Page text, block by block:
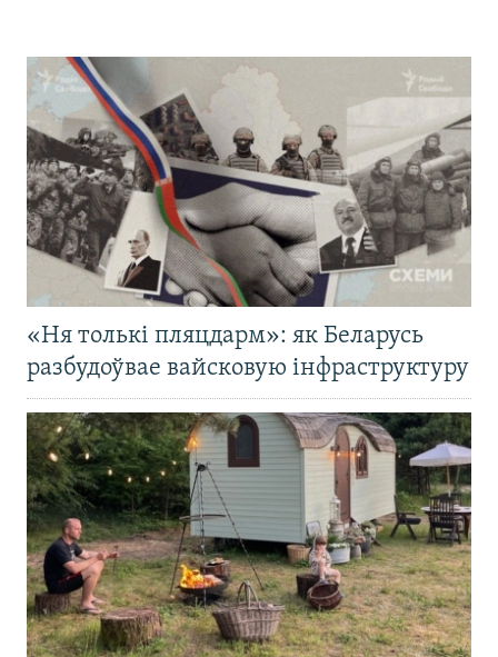
«Ня толькі пляцдарм»: як Беларусь
разбудоўвае вайсковую інфраструктуру